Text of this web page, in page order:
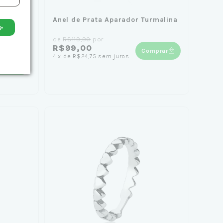
Anel de Prata Aparador Turmalina
deR$119,90 por
R$99,00
4 x de R$24,75 sem juros
Comprar